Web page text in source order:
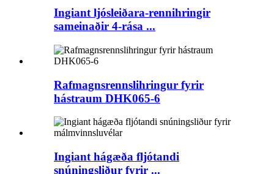
Ingiant ljósleiðara-rennihringir
sameinaðir 4-rása ...
Rafmagnsrennslihringur fyrir
hástraum DHK065-6
Ingiant hágæða fljótandi
snúningsliður fyrir ...